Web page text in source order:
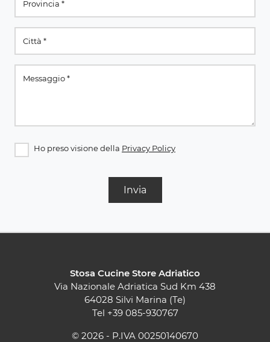
Ho preso visione della Privacy Policy
Invia
Stosa Cucine Store Adriatico
Via Nazionale Adriatica Sud Km 438
64028 Silvi Marina (Te)
Tel +39 085-930767
© 2026 - P.IVA 00250140670